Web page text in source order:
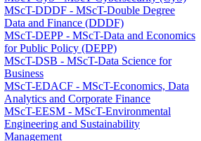
MScT-DDDF - MScT-Double Degree
Data and Finance (DDDF)
MScT-DEPP - MScT-Data and Economics
for Public Policy (DEPP)
MScT-DSB - MScT-Data Science for
Business
MScT-EDACF - MScT-Economics, Data
Analytics and Corporate Finance
MScT-EESM - MScT-Environmental
Engineering and Sustainability
Management